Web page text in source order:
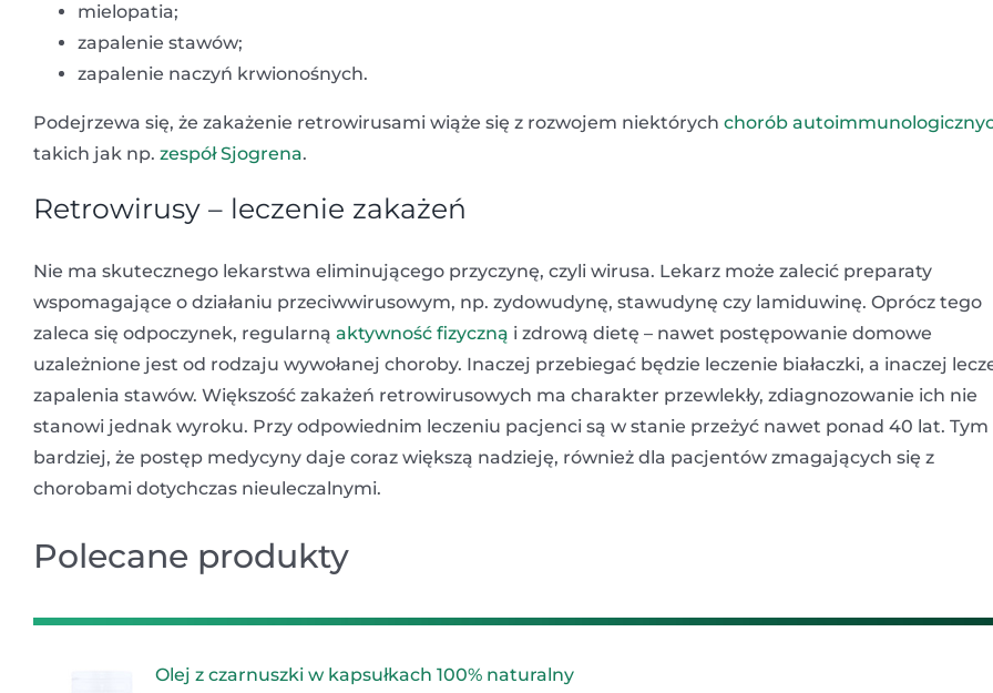
mielopatia;
zapalenie stawów;
zapalenie naczyń krwionośnych.
Podejrzewa się, że zakażenie retrowirusami wiąże się z rozwojem niektórych chorób
takich jak np. zespół Sjogrena.
Retrowirusy – leczenie zakażeń
Nie ma skutecznego lekarstwa eliminującego przyczynę, czyli wirusa. Lekarz może zalecić preparaty
wspomagające o działaniu przeciwwirusowym, np. zydowudynę, stawudynę czy lamiduwinę. Oprócz tego
zaleca się odpoczynek, regularną aktywność fizyczną i zdrową dietę – nawet postępowanie domowe
uzależnione jest od rodzaju wywołanej choroby. Inaczej przebiegać będzie leczenie białaczki, a inaczej
zapalenia stawów. Większość zakażeń retrowirusowych ma charakter przewlekły, zdiagnozowanie ich nie
stanowi jednak wyroku. Przy odpowiednim leczeniu pacjenci są w stanie przeżyć nawet ponad 40 lat. Tym
bardziej, że postęp medycyny daje coraz większą nadzieję, również dla pacjentów zmagających się z
chorobami dotychczas nieuleczalnymi.
Polecane produkty
Olej z czarnuszki w kapsułkach 100% naturalny